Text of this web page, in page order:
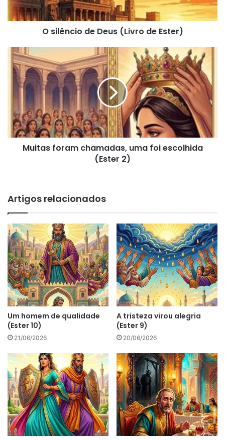
O silêncio de Deus (Livro de Ester)
Muitas
foram
chamadas,
uma
escolhida
(Ester
2)
Muitas foram chamadas, uma foi escolhida
(Ester 2)
Artigos relacionados
Um homem de qualidade
(Ester 10)
21/06/2026
A tristeza virou alegria
(Ester 9)
20/06/2026